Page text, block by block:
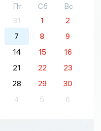
Пт Сб
Вс
31 1
2
7 8
9
14 15
16
21 22
23
28 29
30
4 5 6